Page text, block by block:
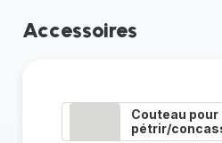
Accessoires
Couteau pour
pétrir/